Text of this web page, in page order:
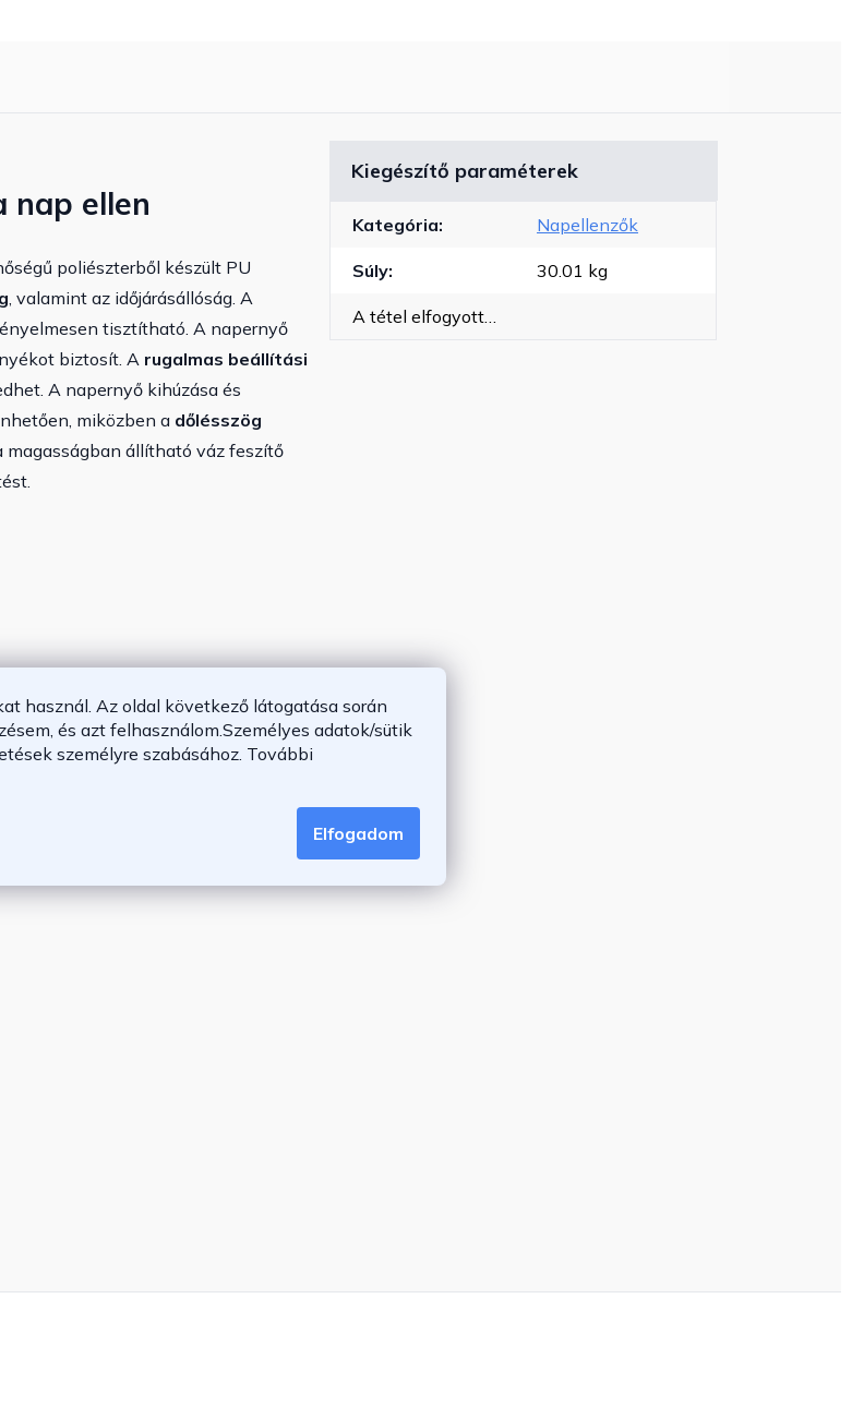
használ. Az oldal következő látogatása során
és azt felhasználom.Személyes adatok/sütik
személyre szabásához. További
Elfogadom
nap ellen
poliészterből készült PU
, valamint az időjárásállóság. A
tisztítható. A napernyő
biztosít. A rugalmas beállítási
A napernyő kihúzása és
miközben a dőlésszög
magasságban állítható váz feszítő
Kiegészítő paraméterek
Kategória: Napellenzők
Súly: 30.01 kg
A tétel elfogyott…